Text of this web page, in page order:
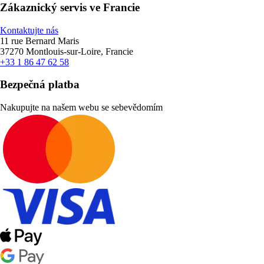
Zákaznický servis ve Francie
Kontaktujte nás
11 rue Bernard Maris
37270 Montlouis-sur-Loire, Francie
+33 1 86 47 62 58
Bezpečná platba
Nakupujte na našem webu se sebevědomím